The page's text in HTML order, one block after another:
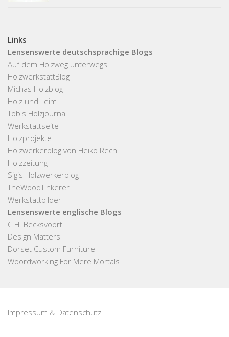
Links
Lensenswerte deutschsprachige Blogs
Auf dem Holzweg unterwegs
HolzwerkstattBlog
Michas Holzblog
Holz und Leim
Tobis Holzjournal
Werkstattseite
Holzprojekte
Holzwerkerblog von Heiko Rech
Holzzeitung
Sigis Holzwerkerblog
TheWoodTinkerer
Werkstattbilder
Lensenswerte englische Blogs
C.H. Becksvoort
Design Matters
Dorset Custom Furniture
Woordworking For Mere Mortals
Impressum & Datenschutz